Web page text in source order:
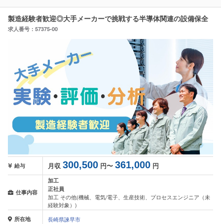
製造経験者歓迎◎大手メーカーで挑戦する半導体関連の設備保全
求人番号：57375-00
給与 月収 300,500 円〜 361,000 円
仕事内容
加工
正社員
加工 その他(機械、電気/電子、生産技術、プロセスエンジニア（未
経験対象）)
所在地
長崎県諫早市